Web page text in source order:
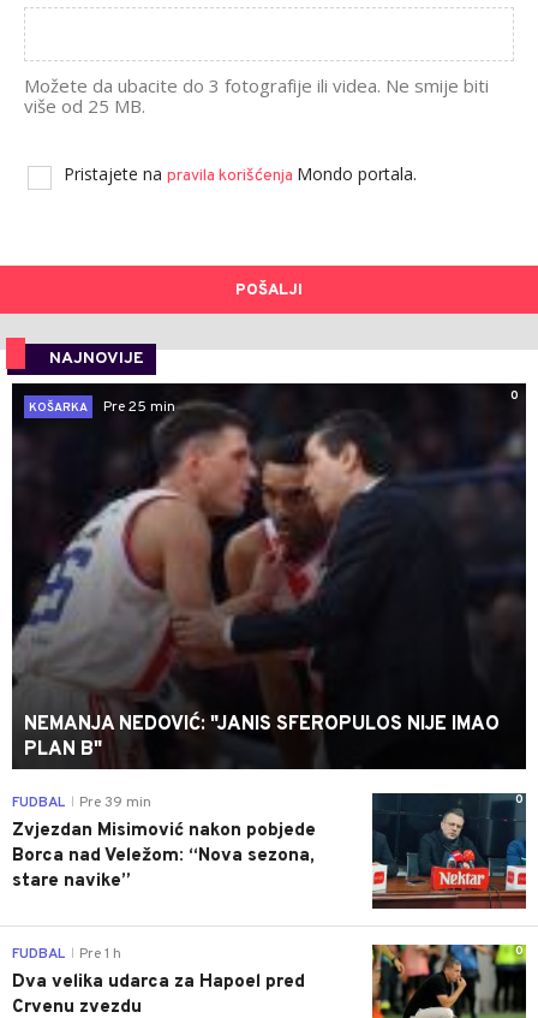
Možete da ubacite do 3 fotografije ili videa. Ne smije biti
više od 25 MB.
Pristajete na pravila korišćenja Mondo portala.
POŠALJI
NAJNOVIJE
0
KOŠARKA
Pre 25 min
NEMANJA NEDOVIĆ: "JANIS SFEROPULOS NIJE IMAO
PLAN B"
0
FUDBAL Pre 39 min
Zvjezdan Misimović nakon pobjede
Borca nad Veležom: “Nova sezona,
stare navike”
0
FUDBAL Pre 1 h
Dva velika udarca za Hapoel pred
Crvenu zvezdu